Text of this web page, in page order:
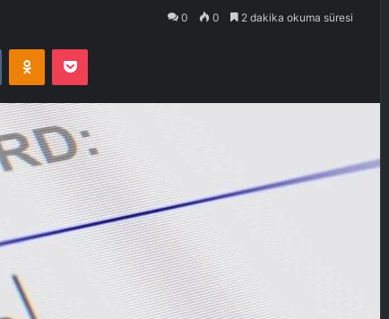
0 0 2 dakika okuma süresi
VKontakteOdnoklassniki
Pocket